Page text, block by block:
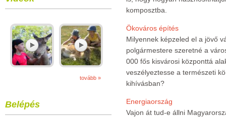
tovább »
Belépés
komposztba.
Ökováros építés
Milyennek képzeled el a jövő
polgármestere szeretné a
000 fős kisvárosi központtá
veszélyeztesse a természeti
kihívásban?
Energiaország
Vajon át tud-e állni